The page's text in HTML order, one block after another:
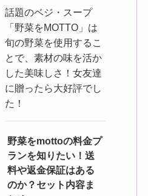
話題のベジ・スープ
「野菜をMOTTO」は
旬の野菜を使用するこ
とで、素材の味を活か
した美味しさ！女友達
に贈ったら大好評でし
た！
野菜をmottoの料金プ
ランを知りたい！送
料や返金保証はある
のか？セット内容ま